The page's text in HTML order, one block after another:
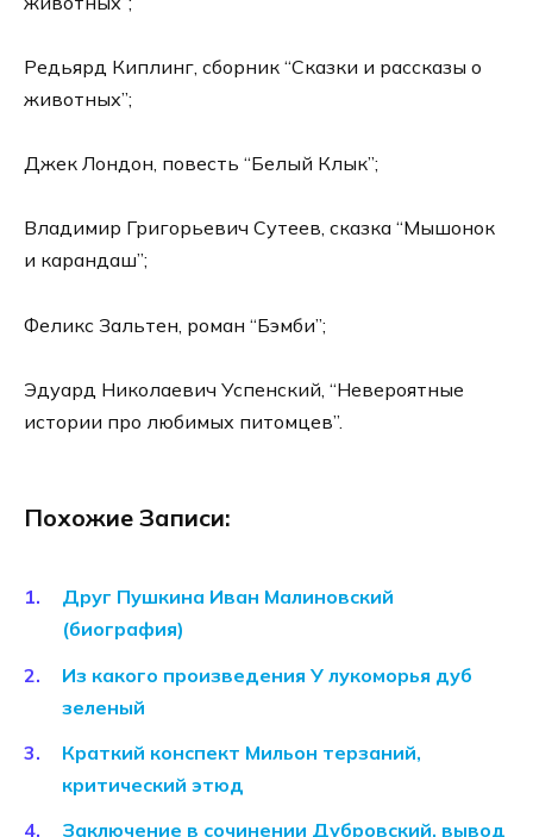
Редьярд Киплинг, сборник “Сказки и рассказы о
животных”;
Джек Лондон, повесть “Белый Клык”;
Владимир Григорьевич Сутеев, сказка “Мышонок
и карандаш”;
Феликс Зальтен, роман “Бэмби”;
Эдуард Николаевич Успенский, “Невероятные
истории про любимых питомцев”.
Похожие Записи:
Друг Пушкина Иван Малиновский
(биография)
Из какого произведения У лукоморья дуб
зеленый
Краткий конспект Мильон терзаний,
критический этюд
Заключение в сочинении Дубровский, вывод